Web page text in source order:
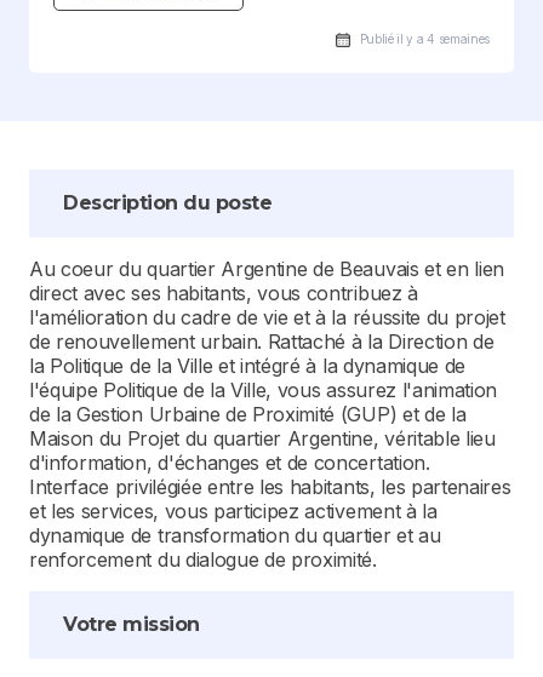
Publié il y a 4 semaines
Description du poste
Au coeur du quartier Argentine de Beauvais et en lien
direct avec ses habitants, vous contribuez à
l'amélioration du cadre de vie et à la réussite du projet
de renouvellement urbain. Rattaché à la Direction de
la Politique de la Ville et intégré à la dynamique de
l'équipe Politique de la Ville, vous assurez l'animation
de la Gestion Urbaine de Proximité (GUP) et de la
Maison du Projet du quartier Argentine, véritable lieu
d'information, d'échanges et de concertation.
Interface privilégiée entre les habitants, les partenaires
et les services, vous participez activement à la
dynamique de transformation du quartier et au
renforcement du dialogue de proximité.
Votre mission